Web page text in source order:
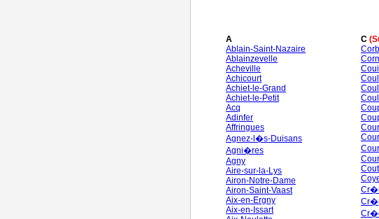
A
Ablain-Saint-Nazaire
Ablainzevelle
Acheville
Achicourt
Achiet-le-Grand
Achiet-le-Petit
Acq
Adinfer
Affringues
Agnez-l�s-Duisans
Agni�res
Agny
Aire-sur-la-Lys
Airon-Notre-Dame
Airon-Saint-Vaast
Aix-en-Ergny
Aix-en-Issart
C